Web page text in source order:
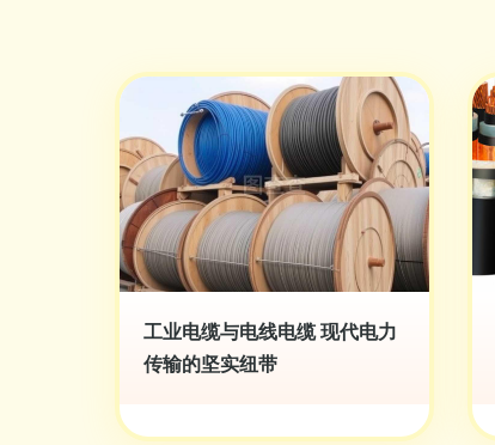
工业电缆与电线电缆 现代电力
传输的坚实纽带